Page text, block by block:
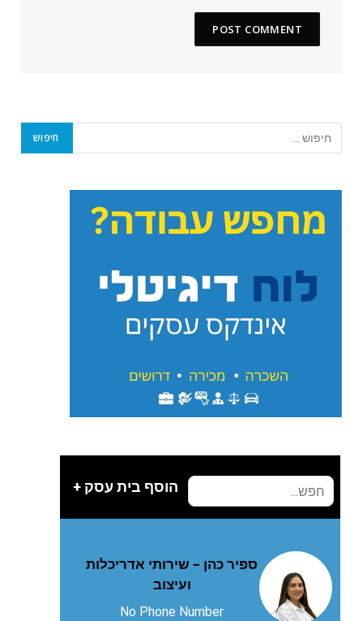
הוסף בית עסק +
ספיר כהן – שירותי אדריכלות
ועיצוב
No Phone Number